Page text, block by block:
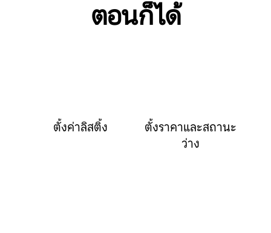
ตอนก็ได้
ตั้งค่าลิสติ้ง
ตั้งราคาและสถานะ
ว่าง